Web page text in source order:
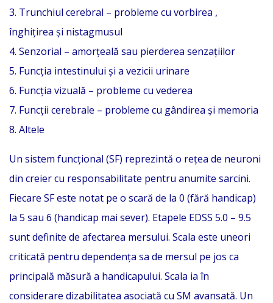
3. Trunchiul cerebral – probleme cu vorbirea ,
înghițirea și nistagmusul
4. Senzorial – amorțeală sau pierderea senzațiilor
5. Funcția intestinului și a vezicii urinare
6. Funcția vizuală – probleme cu vederea
7. Funcții cerebrale – probleme cu gândirea și memoria
8. Altele
Un sistem funcțional (SF) reprezintă o rețea de neuroni
din creier cu responsabilitate pentru anumite sarcini.
Fiecare SF este notat pe o scară de la 0 (fără handicap)
la 5 sau 6 (handicap mai sever). Etapele EDSS 5.0 – 9.5
sunt definite de afectarea mersului. Scala este uneori
criticată pentru dependența sa de mersul pe jos ca
principală măsură a handicapului. Scala ia în
considerare dizabilitatea asociată cu SM avansată. Un